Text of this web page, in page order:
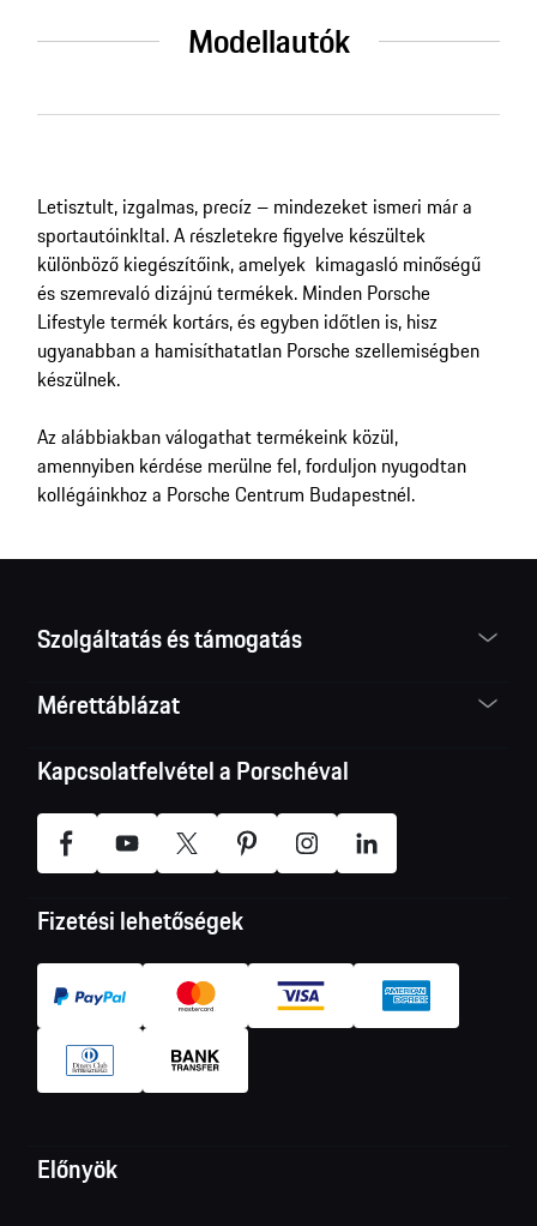
Modellautók
Letisztult, izgalmas, precíz – mindezeket ismeri már a
sportautóinkltal. A részletekre figyelve készültek
különböző kiegészítőink, amelyek kimagasló minőségű
és szemrevaló dizájnú termékek. Minden Porsche
Lifestyle termék kortárs, és egyben időtlen is, hisz
ugyanabban a hamisíthatatlan Porsche szellemiségben
készülnek.
Az alábbiakban válogathat termékeink közül,
amennyiben kérdése merülne fel, forduljon nyugodtan
kollégáinkhoz a Porsche Centrum Budapestnél.
Szolgáltatás és támogatás
Mérettáblázat
Kapcsolatfelvétel a Porschéval
Fizetési lehetőségek
Előnyök